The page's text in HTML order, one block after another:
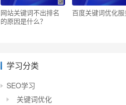
网站关键词不出排名
的原因是什么？
百度关键词优化
学习分类
SEO学习
关键词优化